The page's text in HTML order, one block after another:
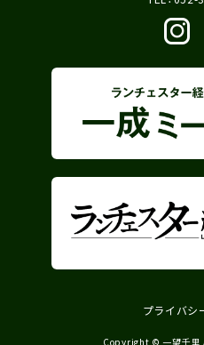
プライバシ
Copyright © 一望千里